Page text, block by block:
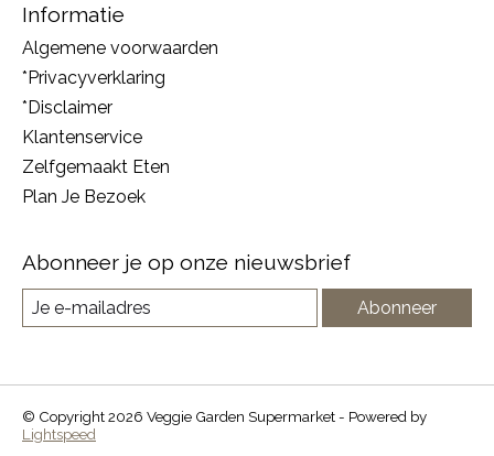
Informatie
Algemene voorwaarden
*Privacyverklaring
*Disclaimer
Klantenservice
Zelfgemaakt Eten
Plan Je Bezoek
Abonneer je op onze nieuwsbrief
Abonneer
© Copyright 2026 Veggie Garden Supermarket - Powered by
Lightspeed